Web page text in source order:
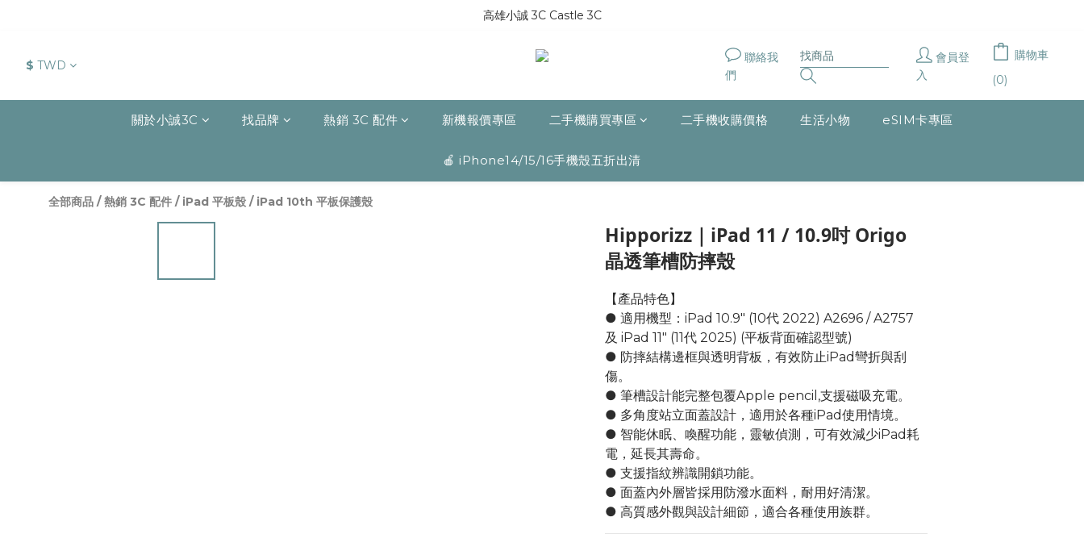
高雄小誠 3C Castle 3C
$ TWD
聯絡我
們
會員登
入
購物車
(0)
關於小誠3C 找品牌 熱銷 3C 配件 新機報價專區 二手機購買專區 二手機收購價格 生活小物 eSIM卡專區
🍎 iPhone14/15/16手機殼五折出清
全部商品 /熱銷 3C 配件 / iPad 平板殼 / iPad 10th 平板保護殼
Hipporizz｜iPad 11 / 10.9吋 Origo
晶透筆槽防摔殼
【產品特色】
● 適用機型：iPad 10.9" (10代 2022) A2696 / A2757
及 iPad 11" (11代 2025) (平板背面確認型號)
● 防摔結構邊框與透明背板，有效防止iPad彎折與刮
傷。
● 筆槽設計能完整包覆Apple pencil,支援磁吸充電。
● 多角度站立面蓋設計，適用於各種iPad使用情境。
● 智能休眠、喚醒功能，靈敏偵測，可有效減少iPad耗
電，延長其壽命。
● 支援指紋辨識開鎖功能。
● 面蓋內外層皆採用防潑水面料，耐用好清潔。
● 高質感外觀與設計細節，適合各種使用族群。